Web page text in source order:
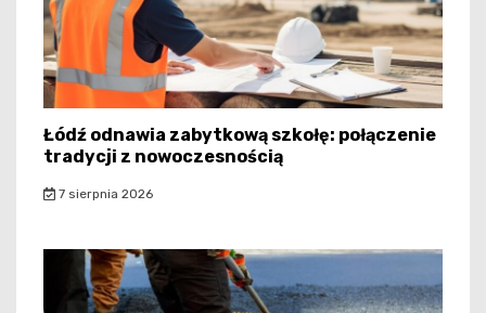
Łódź odnawia zabytkową szkołę: połączenie
tradycji z nowoczesnością
7 sierpnia 2026